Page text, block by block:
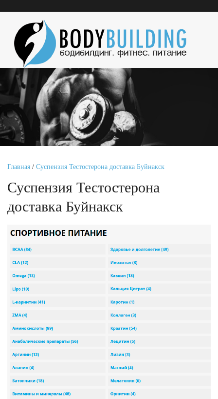
Главная / Суспензия Тестостерона доставка Буйнакск
Суспензия Тестостерона
доставка Буйнакск